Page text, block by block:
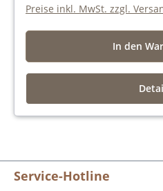
Preise inkl. MwSt. zzgl.
In den
Service-Hotline